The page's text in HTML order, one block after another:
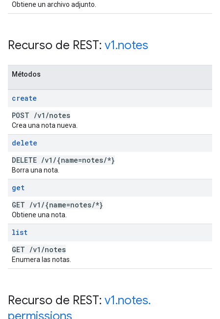
Obtiene un archivo adjunto.
Recurso de REST: v1.notes
Métodos
create
POST /v1 /notes
Crea una nota nueva.
delete
DELETE /v1 /{name=notes/*}
Borra una nota.
get
GET /v1 /{name=notes/*}
Obtiene una nota.
list
GET /v1 /notes
Enumera las notas.
Recurso de REST: v1.notes.
permissions